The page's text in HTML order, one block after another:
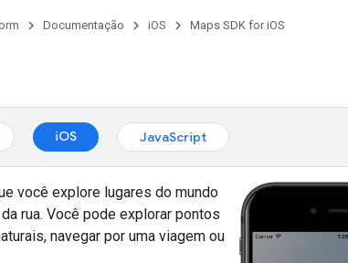
Documentação iOS Maps SDK for iOS
iOS JavaScript
você explore lugares do mundo
rua. Você pode explorar pontos
navegar por uma viagem ou